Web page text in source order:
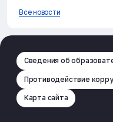
Все новости
Сведения об
Противодействие
Карта сайта